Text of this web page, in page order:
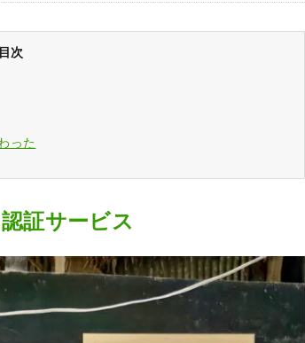
目次
った
証サービス